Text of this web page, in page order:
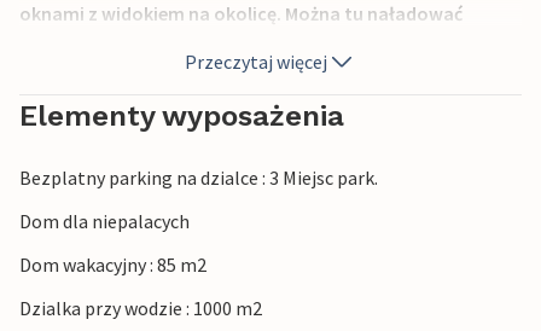
oknami z widokiem na okolicę. Można tu naładować
ulubione potrawy w nowoczesnej wiejskiej kuchni przed
wieczornym seansem filmowym.
tarasie i rozpocząć dzień od pysznego śniadania,
podziwiając fantastyczny widok na fiord i okoliczne góry.
obserwuj fascynującą zorzę polarną na czarnym nocnym
niebie.
Przeczytaj więcej
Elementy wyposażenia
Bezplatny parking na dzialce : 3 Miejsc park.
Dom dla niepalacych
Dom wakacyjny : 85 m2
Dzialka przy wodzie : 1000 m2